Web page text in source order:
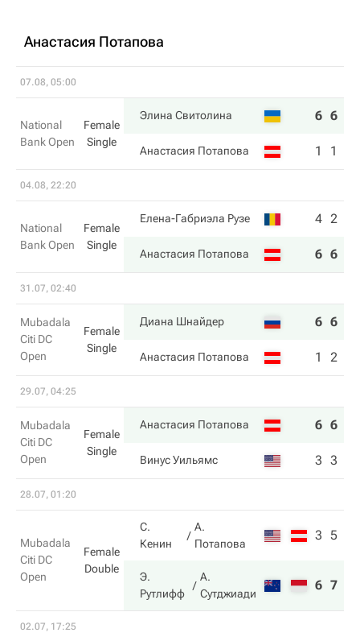
Анастасия Потапова
07.08, 05:00
National
Bank Open
Female
Single
Элина Свитолина 6 6
Анастасия Потапова 1 1
04.08, 22:20
National
Bank Open
Female
Single
Елена-Габриэла Рузе 4 2
Анастасия Потапова 6 6
31.07, 02:40
Mubadala
Citi DC
Open
Female
Single
Диана Шнайдер 6 6
Анастасия Потапова 1 2
29.07, 04:25
Mubadala
Citi DC
Open
Female
Single
Анастасия Потапова 6 6
Винус Уильямс 3 3
28.07, 01:20
Mubadala
Citi DC
Open
Female
Double
С.
Кенин
А.
Потапова
3 5
Э.
Рутлифф
А.
Сутджиади
6 7
02.07, 17:25